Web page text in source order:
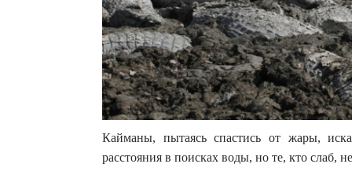
Кайманы, пытаясь спастись от жары,
расстояния в поисках воды, но те, кто слаб,